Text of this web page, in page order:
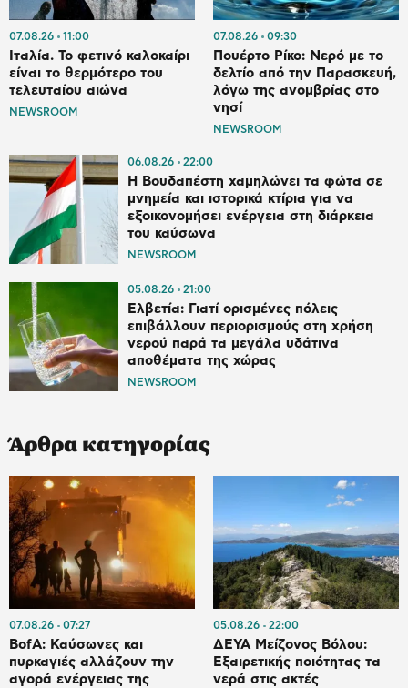
07.08.26 11:00
Ιταλία. To φετινό καλοκαίρι
είναι το θερμότερο του
τελευταίου αιώνα
NEWSROOM
07.08.26 09:30
Πουέρτο Ρίκο: Νερό με το
δελτίο από την Παρασκευή,
λόγω της ανομβρίας στο
νησί
NEWSROOM
06.08.26 22:00
Η Βουδαπέστη χαμηλώνει τα φώτα σε
μνημεία και ιστορικά κτίρια για να
εξοικονομήσει ενέργεια στη διάρκεια
του καύσωνα
NEWSROOM
05.08.26 21:00
Ελβετία: Γιατί ορισμένες πόλεις
επιβάλλουν περιορισμούς στη χρήση
νερού παρά τα μεγάλα υδάτινα
αποθέματα της χώρας
NEWSROOM
Άρθρα κατηγορίας
07.08.26 07:27
BofA: Καύσωνες και
πυρκαγιές αλλάζουν την
αγορά ενέργειας της
05.08.26 22:00
ΔΕΥΑ Μείζονος Βόλου:
Εξαιρετικής ποιότητας τα
νερά στις ακτές